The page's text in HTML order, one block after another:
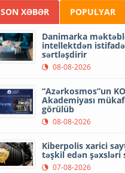
SON XƏBƏR POPULYAR
Danimarka
intellektdən
sərtləşdirir
08-08-2026
“Azərkosmos”un
Akademiyası
görülüb
08-08-2026
Kiberpolis xarici
təşkil edən şəxsləri
07-08-2026